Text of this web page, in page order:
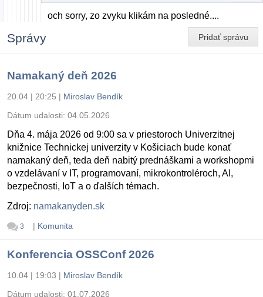
och sorry, zo zvyku klikám na posledné....
Pridať správu
Správy
Namakaný deň 2026
20.04 | 20:25 | Miroslav Bendík
Dátum udalosti: 04.05.2026
Dňa 4. mája 2026 od 9:00 sa v priestoroch Univerzitnej
knižnice Technickej univerzity v Košiciach bude konať
namakaný deň, teda deň nabitý prednáškami a workshopmi
o vzdelávaní v IT, programovaní, mikrokontroléroch, AI,
bezpečnosti, IoT a o ďalších témach.
Zdroj: namakanyden.sk
3 | Komunita
Konferencia OSSConf 2026
10.04 | 19:03 | Miroslav Bendík
Dátum udalosti: 01.07.2026